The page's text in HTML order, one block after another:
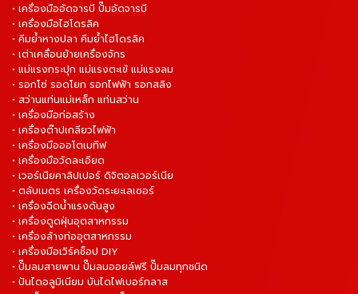
• เครื่องมืออัดจารบี ปั๊มอัดจารบี
• เครื่องมือไฮโดรลิค
• คีมย้ำหางปลา คีมย้ำไฮโดรลิค
• เต่าเคลื่อนย้ายเครื่องจักร
• แม่แรงกระปุก แม่แรงตะเข้ แม่แรงลม
• รอกโซ่ รอดโยก รอกไฟฟ้า รอกสลิง
• สว่านแท่นแม่เหล็ก แท่นสว่าน
• เครื่องมือก่อสร้าง
• เครื่องต๊าปเกลียวไฟฟ้า
• เครื่องมือออโตเมทีฟ
• เครื่องมือวัดละเอียด
• เวอร์เนียคาลิปเปอร์ ดิจิตอลเวอร์เนีย
• ตลับเมตร เครื่องวัดระยะเลเซอร์
• เครื่องฉีดน้ำแรงดันสูง
• เครื่องดูดฝุ่นอุตสาหกรรม
• เครื่องล้างท่ออุตสาหกรรม
• เครื่องมือเวิร์คช็อป DIY
• ปั๊มลมสายพาน ปั๊มลมออยล์ฟรี ปั๊มลมทุกชนิด
• ปันไดอลูมิเนียม บันไดไฟเบอร์กลาส